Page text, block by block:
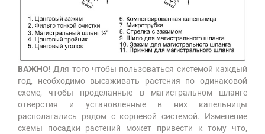
ВАЖНО! Для того чтобы пользоваться системой каждый
год, необходимо высаживать растения по одинаковой
схеме, чтобы проделанные в магистральном шланге
отверстия и установленные в них капельницы
располагались рядом с корневой системой. Изменение
схемы посадки растений может привести к тому что,